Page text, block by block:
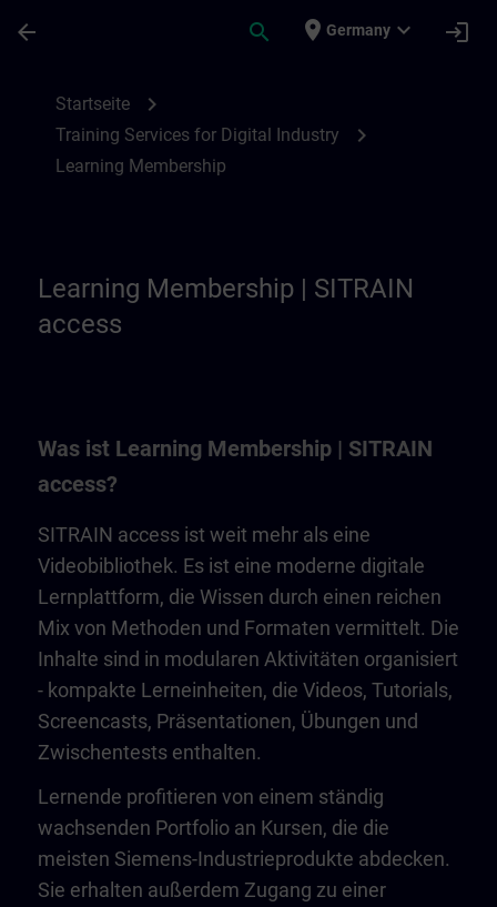
arrow_back search place Germany expand_more login
Startseite chevron_right
Training Services for Digital Industry chevron_right
Learning Membership
Learning Membership | SITRAIN
access
Was ist Learning Membership | SITRAIN
access?
SITRAIN access ist weit mehr als eine
Videobibliothek. Es ist eine moderne digitale
Lernplattform, die Wissen durch einen reichen
Mix von Methoden und Formaten vermittelt. Die
Inhalte sind in modularen Aktivitäten organisiert
- kompakte Lerneinheiten, die Videos, Tutorials,
Screencasts, Präsentationen, Übungen und
Zwischentests enthalten.
Lernende profitieren von einem ständig
wachsenden Portfolio an Kursen, die die
meisten Siemens-Industrieprodukte abdecken.
Sie erhalten außerdem Zugang zu einer